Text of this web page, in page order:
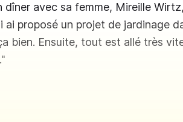
dîner avec sa femme, Mireille
ai proposé un projet de jardinage
bien. Ensuite, tout est allé très